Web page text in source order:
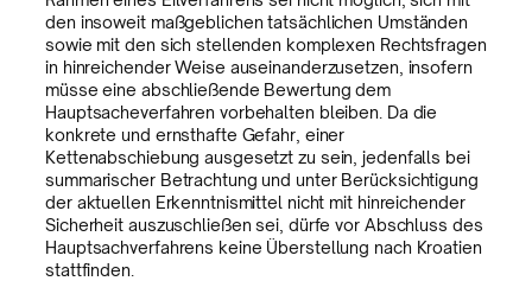
den insoweit maßgeblichen tatsächlichen Umständen
sowie mit den sich stellenden komplexen Rechtsfragen
in hinreichender Weise auseinanderzusetzen, insofern
müsse eine abschließende Bewertung dem
Hauptsacheverfahren vorbehalten bleiben. Da die
konkrete und ernsthafte Gefahr, einer
Kettenabschiebung ausgesetzt zu sein, jedenfalls bei
summarischer Betrachtung und unter Berücksichtigung
der aktuellen Erkenntnismittel nicht mit hinreichender
Sicherheit auszuschließen sei, dürfe vor Abschluss des
Hauptsachverfahrens keine Überstellung nach Kroatien
stattfinden.